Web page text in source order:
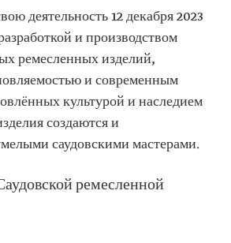
деятельность 12 декабря 2023
и производством
ремесленных изделий,
и современным
культурой и наследием
создаются и
саудовскими мастерами.
ремесленной